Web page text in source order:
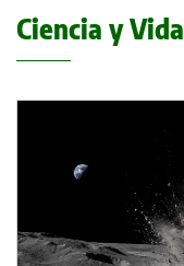
Ciencia y Vida